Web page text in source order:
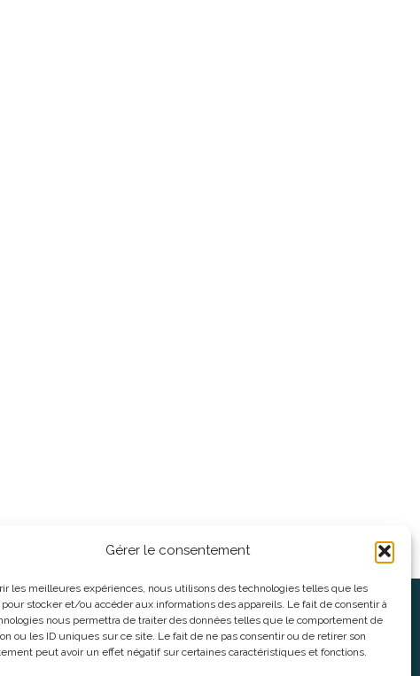
Gérer le consentement
les meilleures expériences, nous utilisons des technologies telles que les
stocker et/ou accéder aux informations des appareils. Le fait de consentir à
nous permettra de traiter des données telles que le comportement de
ou les ID uniques sur ce site. Le fait de ne pas consentir ou de retirer son
peut avoir un effet négatif sur certaines caractéristiques et fonctions.
Informations légales
CGV